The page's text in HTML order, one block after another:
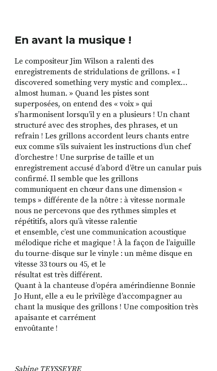
En avant la musique !
Le compositeur Jim Wilson a ralenti des
enregistrements de stridulations de grillons. « I
discovered something very mystic and complex…
almost human. » Quand les pistes sont
superposées, on entend des « voix » qui
s’harmonisent lorsqu’il y en a plusieurs ! Un chant
structuré avec des strophes, des phrases, et un
refrain ! Les grillons accordent leurs chants entre
eux comme s’ils suivaient les instructions d’un chef
d’orchestre ! Une surprise de taille et un
enregistrement accusé d’abord d’être un canular puis
confirmé. Il semble que les grillons
communiquent en chœur dans une dimension «
temps » différente de la nôtre : à vitesse normale
nous ne percevons que des rythmes simples et
répétitifs, alors qu’à vitesse ralentie
et ensemble, c’est une communication acoustique
mélodique riche et magique ! À la façon de l’aiguille
du tourne-disque sur le vinyle : un même disque en
vitesse 33 tours ou 45, et le
résultat est très différent.
Quant à la chanteuse d’opéra amérindienne Bonnie
Jo Hunt, elle a eu le privilège d’accompagner au
chant la musique des grillons ! Une composition très
apaisante et carrément
envoûtante !